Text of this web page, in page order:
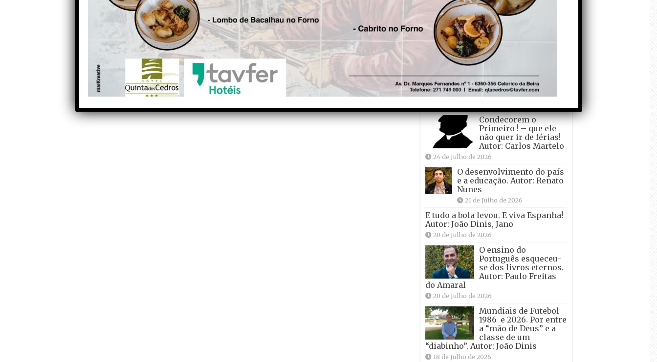
5 de Agosto de 2026
Falso crescimento…
Autor: Nuno Pereira
1 de Agosto de 2026
Tadei Pogacar vence o
“Tour” – A “Volta a
França em Bicicleta”
pela quinta vez! Autor:
João Dinis
Condecorem o
Primeiro ! – que ele
não quer ir de férias!
Autor: Carlos Martelo
24 de Julho de 2026
O desenvolvimento do país
e a educação. Autor: Renato
Nunes
21 de Julho de 2026
E tudo a bola levou. E viva Espanha!
Autor: João Dinis, Jano
20 de Julho de 2026
O ensino do
Português esqueceu-
se dos livros eternos.
Autor: Paulo Freitas
do Amaral
20 de Julho de 2026
Mundiais de Futebol –
1986 e 2026. Por entre
a “mão de Deus” e a
classe de um
“diabinho”. Autor: João Dinis
18 de Julho de 2026